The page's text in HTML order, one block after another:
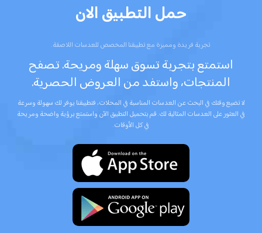
حمل التطبيق الان
تجربة فريدة ومميزة مع تطبيقنا المخصص للعدسات اللاصقة.
استمتع بتجربة تسوق سهلة ومريحة. تصفح
المنتجات، واستفد من العروض الحصرية.
لا تضيع وقتك في البحث عن العدسات المناسبة في المحلات، فتطبيقنا يوفر لك سهولة وسرعة
في العثور على العدسات المثالية لك. قم بتحميل التطبيق الآن واستمتع برؤية واضحة ومريحة
في كل الأوقات.